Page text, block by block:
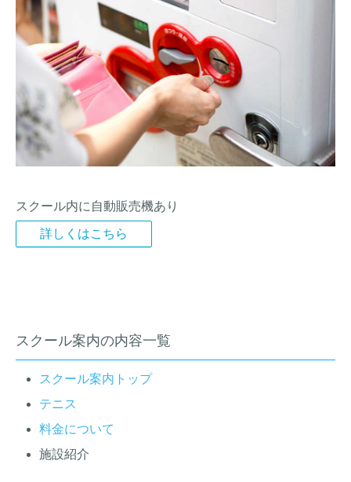
スクール内に自動販売機あり
詳しくはこちら
スクール案内の内容一覧
スクール案内トップ
テニス
料金について
施設紹介